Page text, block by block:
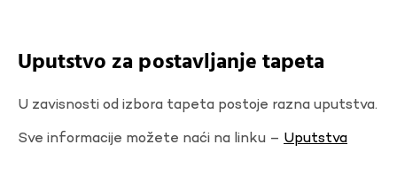
Uputstvo za postavljanje tapeta
U zavisnosti od izbora tapeta postoje razna uputstva.
Sve informacije možete naći na linku – Uputstva